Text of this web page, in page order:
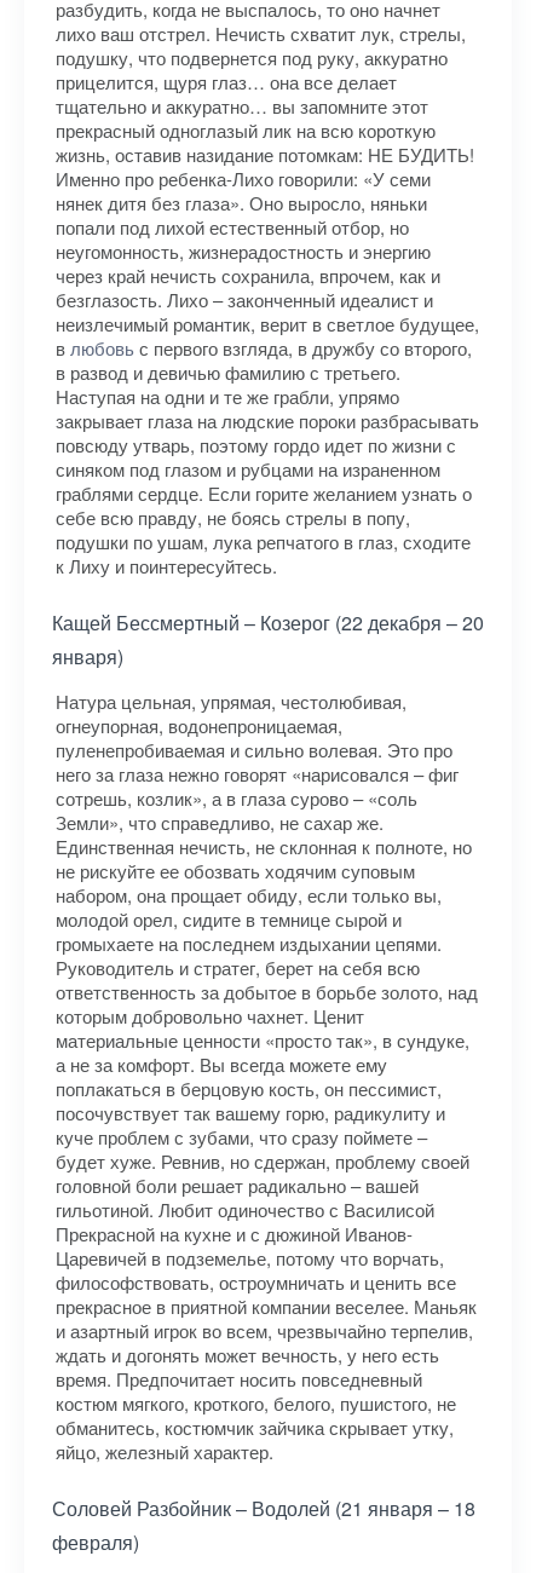
разбудить, когда не выспалось, то оно начнет
лихо ваш отстрел. Нечисть схватит лук, стрелы,
подушку, что подвернется под руку, аккуратно
прицелится, щуря глаз… она все делает
тщательно и аккуратно… вы запомните этот
прекрасный одноглазый лик на всю короткую
жизнь, оставив назидание потомкам: НЕ БУДИТЬ!
Именно про ребенка-Лихо говорили: «У семи
нянек дитя без глаза». Оно выросло, няньки
попали под лихой естественный отбор, но
неугомонность, жизнерадостность и энергию
через край нечисть сохранила, впрочем, как и
безглазость. Лихо – законченный идеалист и
неизлечимый романтик, верит в светлое будущее,
в любовьс первого взгляда, в дружбу со второго,
в развод и девичью фамилию с третьего.
Наступая на одни и те же грабли, упрямо
закрывает глаза на людские пороки разбрасывать
повсюду утварь, поэтому гордо идет по жизни с
синяком под глазом и рубцами на израненном
граблями сердце. Если горите желанием узнать о
себе всю правду, не боясь стрелы в попу,
подушки по ушам, лука репчатого в глаз, сходите
к Лиху и поинтересуйтесь.
Кащей Бессмертный – Козерог (22 декабря – 20
января)
Натура цельная, упрямая, честолюбивая,
огнеупорная, водонепроницаемая,
пуленепробиваемая и сильно волевая. Это про
него за глаза нежно говорят «нарисовался – фиг
сотрешь, козлик», а в глаза сурово – «соль
Земли», что справедливо, не сахар же.
Единственная нечисть, не склонная к полноте, но
не рискуйте ее обозвать ходячим суповым
набором, она прощает обиду, если только вы,
молодой орел, сидите в темнице сырой и
громыхаете на последнем издыхании цепями.
Руководитель и стратег, берет на себя всю
ответственность за добытое в борьбе золото, над
которым добровольно чахнет. Ценит
материальные ценности «просто так», в сундуке,
а не за комфорт. Вы всегда можете ему
поплакаться в берцовую кость, он пессимист,
посочувствует так вашему горю, радикулиту и
куче проблем с зубами, что сразу поймете –
будет хуже. Ревнив, но сдержан, проблему своей
головной боли решает радикально – вашей
гильотиной. Любит одиночество с Василисой
Прекрасной на кухне и с дюжиной Иванов-
Царевичей в подземелье, потому что ворчать,
философствовать, остроумничать и ценить все
прекрасное в приятной компании веселее. Маньяк
и азартный игрок во всем, чрезвычайно терпелив,
ждать и догонять может вечность, у него есть
время. Предпочитает носить повседневный
костюм мягкого, кроткого, белого, пушистого, не
обманитесь, костюмчик зайчика скрывает утку,
яйцо, железный характер.
Соловей Разбойник – Водолей (21 января – 18
февраля)